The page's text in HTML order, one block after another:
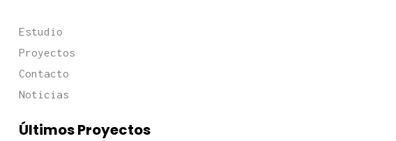
Estudio
Proyectos
Contacto
Noticias
Últimos Proyectos